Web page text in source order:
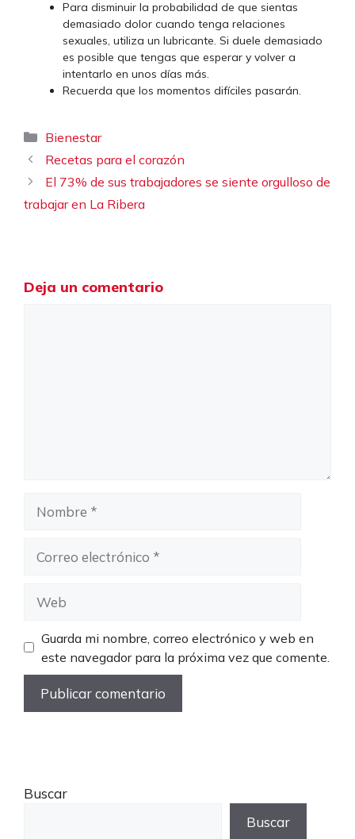
Para disminuir la probabilidad de que sientas
demasiado dolor cuando tenga relaciones
sexuales, utiliza un lubricante. Si duele demasiado
es posible que tengas que esperar y volver a
intentarlo en unos días más.
Recuerda que los momentos difíciles pasarán.
Categorías
Bienestar
Recetas para el corazón
El 73% de sus trabajadores se siente orgulloso de
trabajar en La Ribera
Deja un comentario
electrónico
Guarda mi nombre, correo electrónico y web en
este navegador para la próxima vez que comente.
Buscar
Buscar